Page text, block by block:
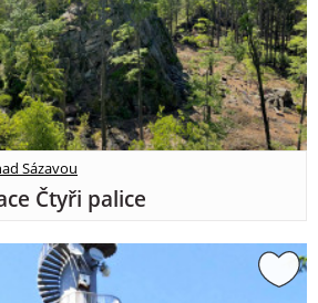
Sázavou
Čtyři palice